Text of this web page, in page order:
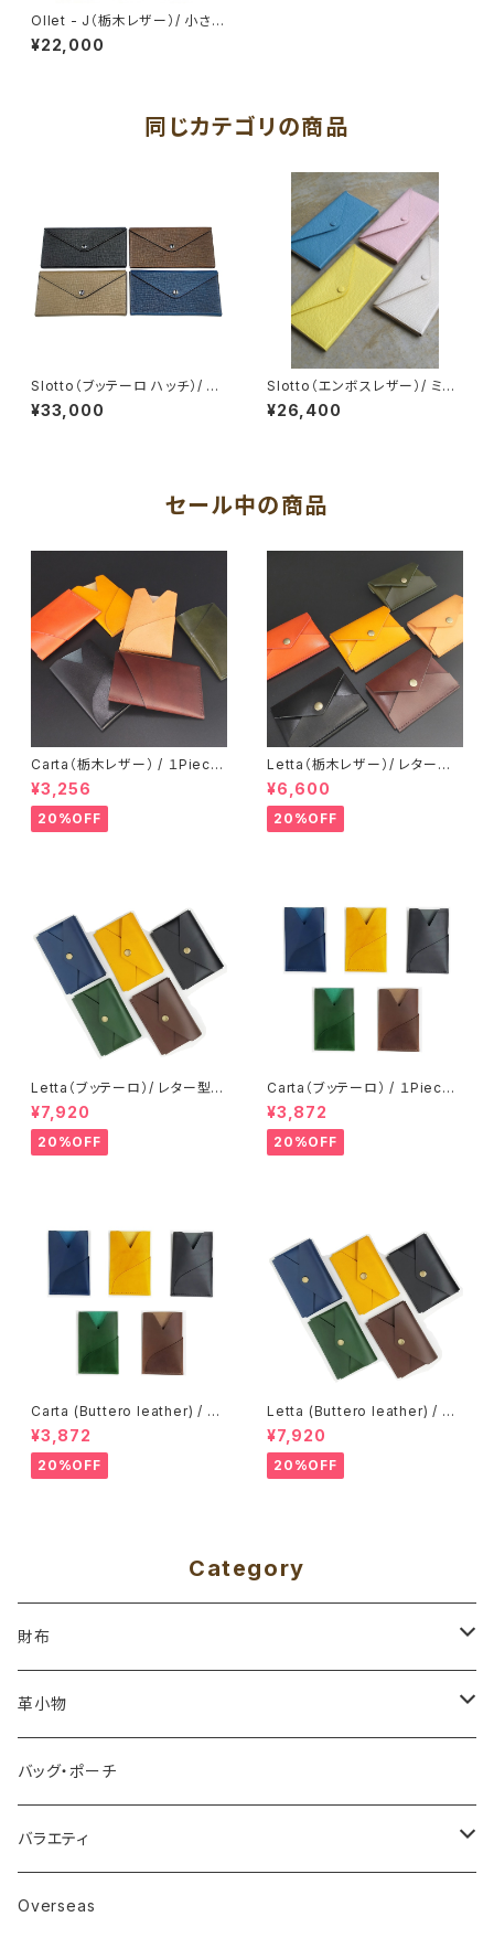
Ollet - J（栃木レザー）/ 小さい
束入れ（小銭入れ無し長財布）/
薄い長財布 長札入れ メンズ レ
¥22,000
同じカテゴリの商品
Slotto（ブッテーロ ハッチ）/ ミ
ニ長財布 / 小さい長財布 薄い
お札折らない 使いやすい 本革
¥33,000
Slotto（エンボスレザー）/ ミニ
長財布 / 小さい長財布 薄い 薄
型 お札折らない 使いやすい 牛
¥26,400
セール中の商品
Carta（栃木レザー） / １Piece
カードホルダー / カードケース
パスケース 一枚革 ミニマル メ
ンズ レディース：
¥3,256
20%OFF
Letta（栃木レザー）/ レター型
カードケース / フラグメントケー
ス ミニ財布 メンズ レディース
革：
¥6,600
20%OFF
Letta（ブッテーロ）/ レター型カ
ードケース / フラグメントケース
ミニ財布 メンズ レディース かわ
いい イタリアンレザー：
¥7,920
20%OFF
Carta（ブッテーロ） / １Piece
カードホルダー / カードケース
パスケース 一枚革 ミニマル メ
ンズ レディース イタリアンレザ
ー：
¥3,872
20%OFF
Carta (Buttero leather) / １
Piece card holder
¥3,872
20%OFF
Letta (Buttero leather) / Ca
rd wallet
¥7,920
20%OFF
Category
財布
ミニ財布・札入れ
≫コードバン
≫イタリアンレザー
長財布・束入れ
≫ミニ長財布
≫コンパクト束入れ
革小物
小銭入れ
≫イタリアンレザー
≫栃木レザー
カードケース
≫イタリアンレザー
キーケース
バッグ・ポーチ
バラエティ
カップスリーブ
Overseas